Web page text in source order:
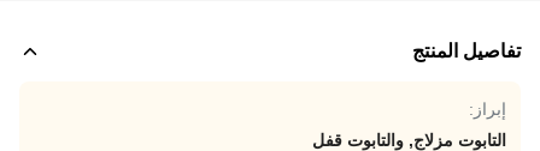
تفاصيل المنتج
إبراز:
التابوت مزلاج, والتابوت قفل